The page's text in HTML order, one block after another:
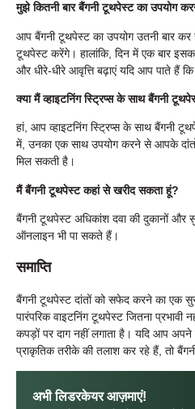
मुझे कितनी बार बैंगनी टूथपेस्ट का उपयोग
आप बैंगनी टूथपेस्ट का उपयोग उतनी बार
टूथपेस्ट करेंगे। हालांकि, दिन में एक बार
और धीरे-धीरे आवृत्ति बढ़ाएं यदि आप पाते हैं
क्या मैं व्हाइटनिंग स्ट्रिप्स के साथ बैंगनी
हां, आप व्हाइटनिंग स्ट्रिप्स के साथ बैंगनी
में, उनका एक साथ उपयोग करने से आपके
मिल सकती है।
मैं बैंगनी टूथपेस्ट कहां से खरीद सकता हूं?
बैंगनी टूथपेस्ट अधिकांश दवा की दुकानों और
ऑनलाइन भी पा सकते हैं।
समाप्ति
बैंगनी टूथपेस्ट दांतों को सफेद करने का एक
पारंपरिक वाइटनिंग टूथपेस्ट जितना
कपड़ों पर दाग नहीं लगाता है। यदि आप
प्राकृतिक तरीके की तलाश कर रहे हैं, तो
अभी लिडरकेयर आज़माएं!